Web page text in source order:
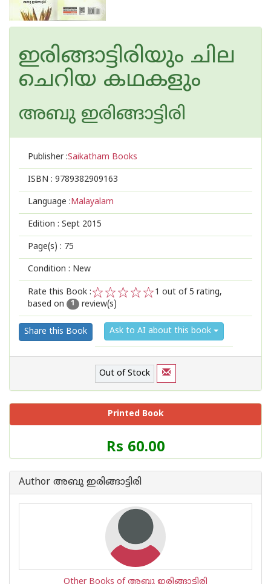
ഇരിങ്ങാട്ടിരിയും ചില
ചെറിയ കഥകളും
അബു ഇരിങ്ങാട്ടിരി
Publisher :Saikatham Books
ISBN : 9789382909163
Language :Malayalam
Edition : Sept 2015
Page(s) : 75
Condition : New
Rate this Book :
2
1
1 out of 5 rating,
based on
1 review(s)
Share this Book Ask to AI about this book
Out of Stock
Printed Book
Price
of
Book
Rs 60.00
Author അബു ഇരിങ്ങാട്ടിരി
Other Books of അബു ഇരിങ്ങാട്ടിരി